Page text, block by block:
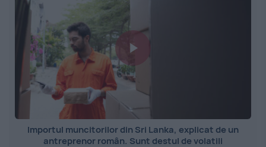
Importul muncitorilor din Sri Lanka, explicat de un
antreprenor român. Sunt destul de volatili